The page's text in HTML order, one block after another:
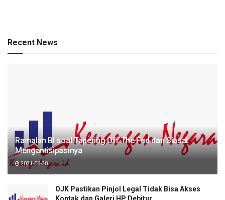
Recent News
Ramalan BI soal Tapering Off The Fed dan Siasat
Mengantisipasinya
2021-06-30
OJK Pastikan Pinjol Legal Tidak Bisa Akses
Kontak dan Galeri HP Debitur